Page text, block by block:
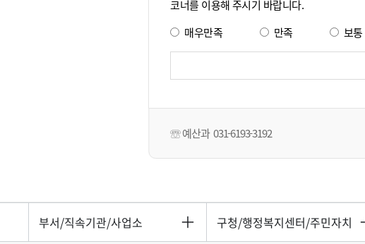
☏예산과 031-6193-3192
코너를 이용해 주시기 바랍니다.
매우만족
만족 보통
의
입
부서/직속기관/사업소 구청/행정복지센터/주민자치